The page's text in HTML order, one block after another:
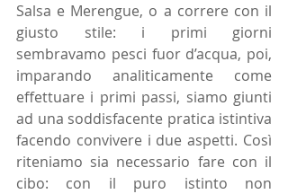
Salsa e Merengue, o a correre con il
giusto stile: i primi giorni
sembravamo pesci fuor d’acqua, poi,
imparando analiticamente come
effettuare i primi passi, siamo giunti
ad una soddisfacente pratica istintiva
facendo convivere i due aspetti. Così
riteniamo sia necessario fare con il
cibo: con il puro istinto non